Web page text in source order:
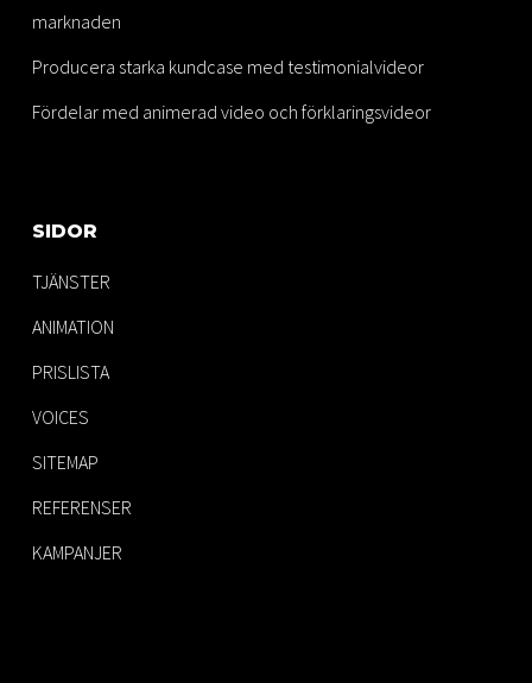
marknaden
Producera starka kundcase med testimonialvideor
Fördelar med animerad video och förklaringsvideor
SIDOR
TJÄNSTER
ANIMATION
PRISLISTA
VOICES
SITEMAP
REFERENSER
KAMPANJER